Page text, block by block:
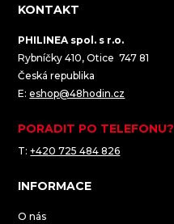
KONTAKT
PHILINEA spol. s r.o.
Rybníčky 410, Otice 747 81
Česká republika
E:eshop@48hodin.cz
PORADIT PO TELEFONU?
T:+420 725 484 826
INFORMACE
O nás